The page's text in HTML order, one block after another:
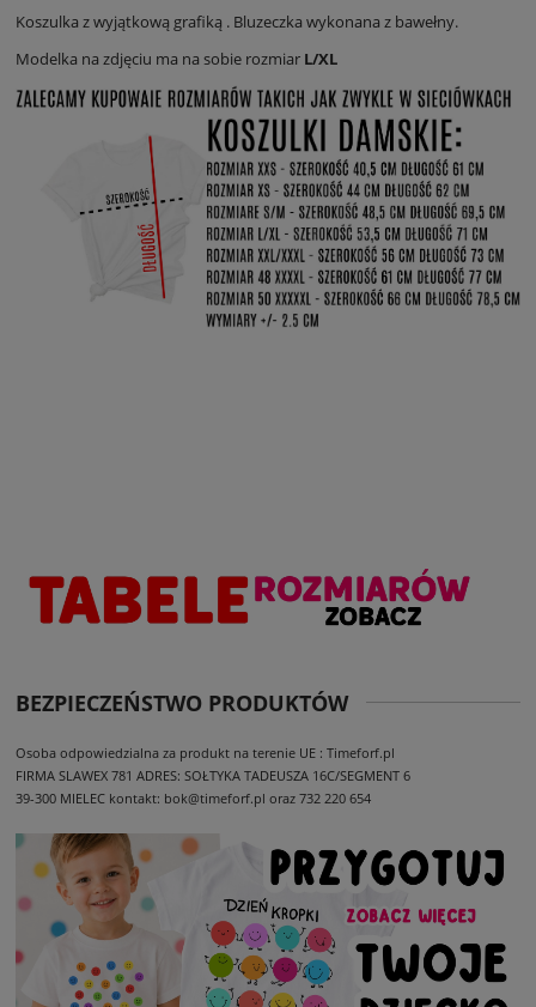
Koszulka z wyjątkową grafiką . Bluzeczka wykonana z bawełny.
Modelka na zdjęciu ma na sobie rozmiar L/XL
BEZPIECZEŃSTWO PRODUKTÓW
Osoba odpowiedzialna za produkt na terenie UE : Timeforf.pl
FIRMA SLAWEX 781 ADRES: SOŁTYKA TADEUSZA 16C/SEGMENT 6
39-300 MIELEC kontakt: bok@timeforf.pl oraz 732 220 654